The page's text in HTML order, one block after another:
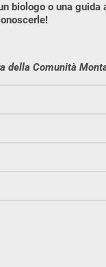
biologo o una guida
della Comunità